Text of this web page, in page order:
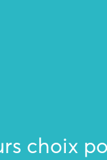
choix